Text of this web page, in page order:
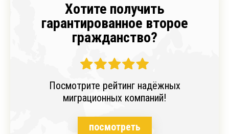
Хотите получить
гарантированное второе
гражданство?
Посмотрите рейтинг надёжных
миграционных компаний!
посмотреть